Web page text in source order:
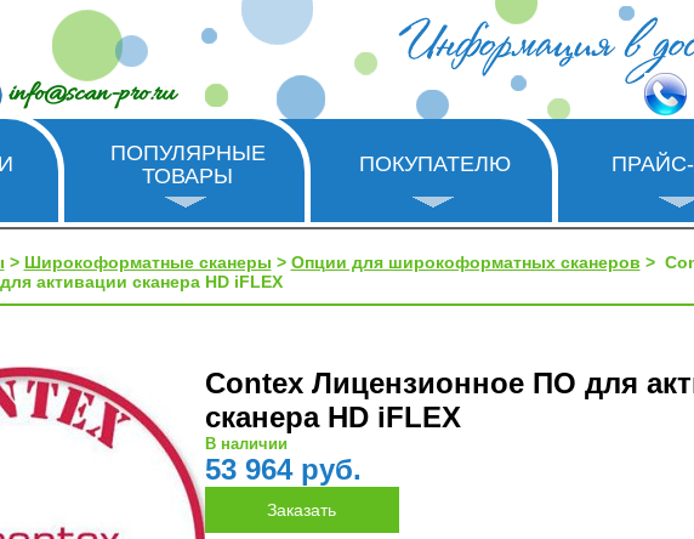
info@scan-pro.ru
ПОПУЛЯРНЫЕ
ТОВАРЫ
ПОКУПАТЕЛЮ
> Широкоформатные сканеры > Опции для широкоформатных сканеров >
активации сканера HD iFLEX
Contex Лицензионное ПО для
сканера HD iFLEX
В наличии
53 964 руб.